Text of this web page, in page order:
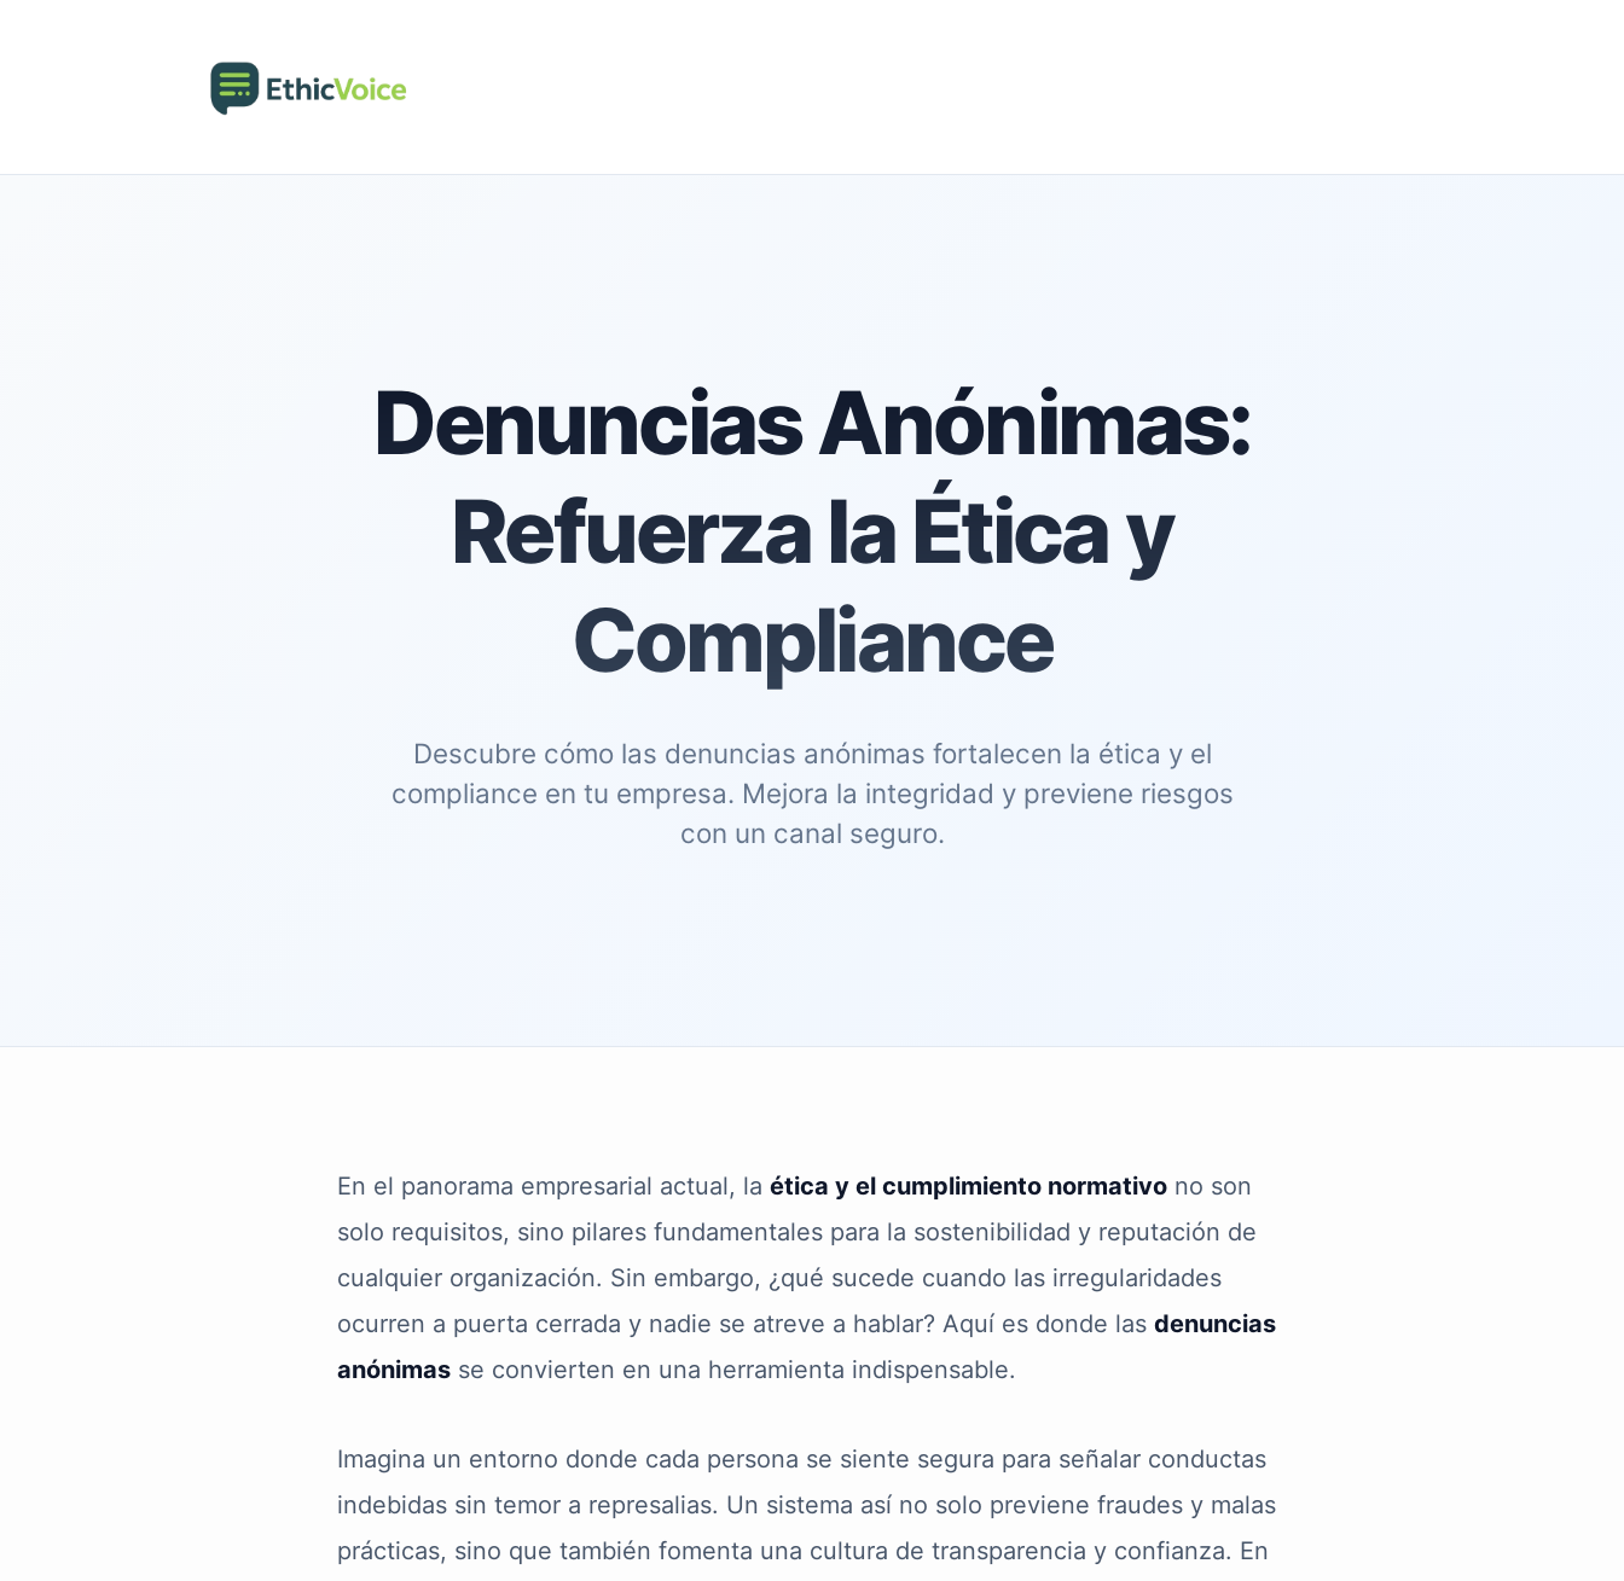
Denuncias Anónimas:
Refuerza la Ética y
Compliance
Descubre cómo las denuncias anónimas fortalecen la ética y el
compliance en tu empresa. Mejora la integridad y previene riesgos
con un canal seguro.
En el panorama empresarial actual, la ética y el cumplimiento normativo no son
solo requisitos, sino pilares fundamentales para la sostenibilidad y reputación de
cualquier organización. Sin embargo, ¿qué sucede cuando las irregularidades
ocurren a puerta cerrada y nadie se atreve a hablar? Aquí es donde las denuncias
anónimas se convierten en una herramienta indispensable.
Imagina un entorno donde cada persona se siente segura para señalar conductas
indebidas sin temor a represalias. Un sistema así no solo previene fraudes y malas
prácticas, sino que también fomenta una cultura de transparencia y confianza. En